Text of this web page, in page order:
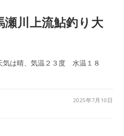
川上流鮎釣り大
気は晴、気温２３度 水温１８
2025年7月10日